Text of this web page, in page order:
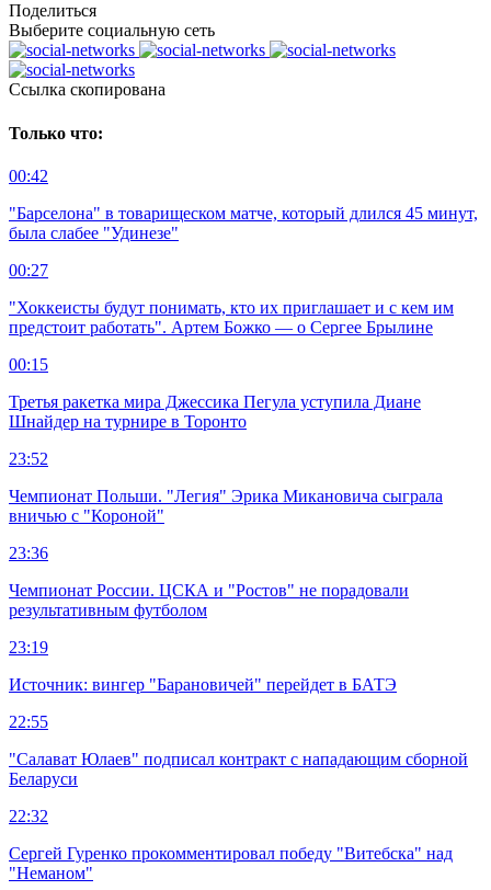
Поделиться
Выберите социальную сеть
Ccылка скопирована
Только что:
00:42
"Барселона" в товарищеском матче, который длился 45 минут,
была слабее "Удинезе"
00:27
"Хоккеисты будут понимать, кто их приглашает и с кем им
предстоит работать". Артем Божко — о Сергее Брылине
00:15
Третья ракетка мира Джессика Пегула уступила Диане
Шнайдер на турнире в Торонто
23:52
Чемпионат Польши. "Легия" Эрика Микановича сыграла
вничью с "Короной"
23:36
Чемпионат России. ЦСКА и "Ростов" не порадовали
результативным футболом
23:19
Источник: вингер "Барановичей" перейдет в БАТЭ
22:55
"Салават Юлаев" подписал контракт с нападающим сборной
Беларуси
22:32
Сергей Гуренко прокомментировал победу "Витебска" над
"Неманом"